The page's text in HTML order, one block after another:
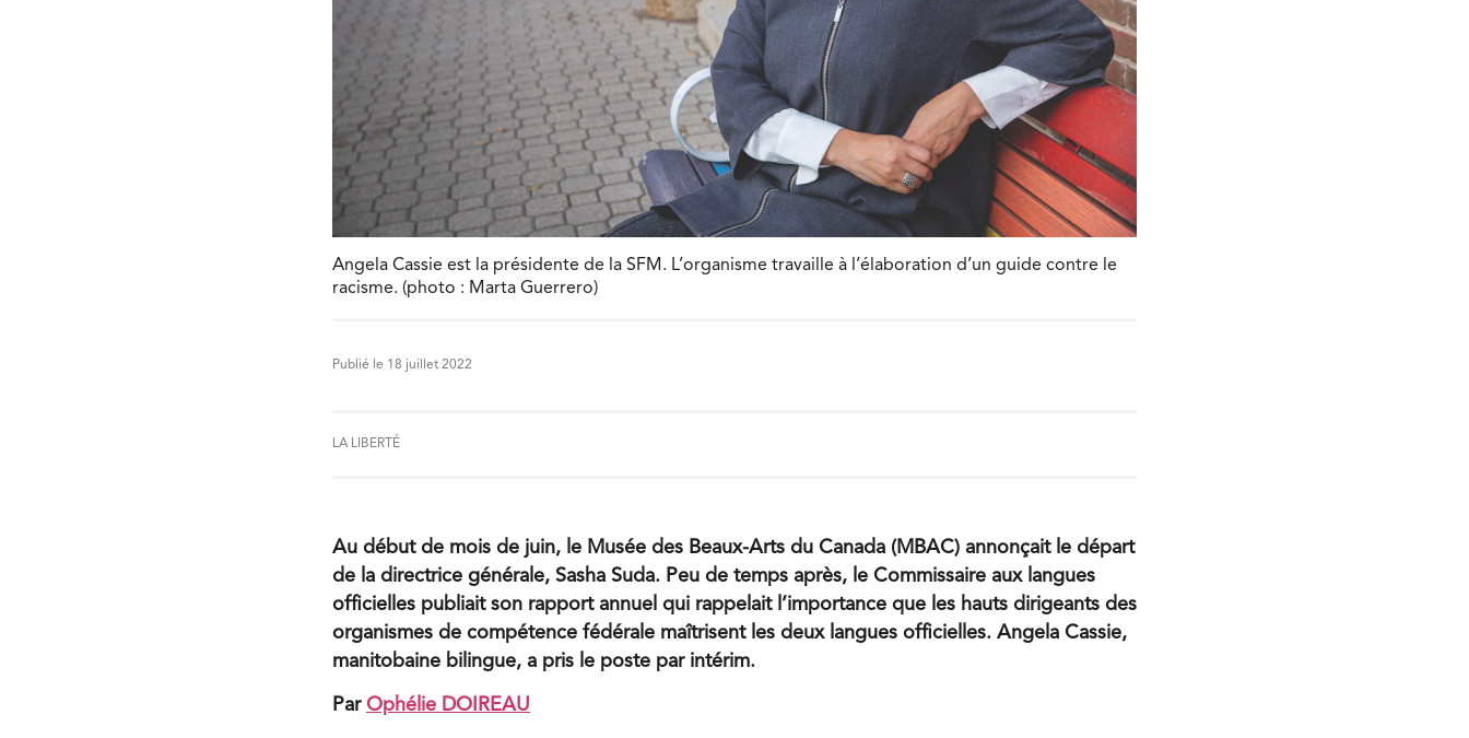
Angela Cassie est la présidente de la SFM. L’organisme travaille à l’élaboration d’un guide contre le
racisme. (photo : Marta Guerrero)
Publié le 18 juillet 2022
LA LIBERTÉ
Au début de mois de juin, le Musée des Beaux-Arts du Canada (MBAC) annonçait le départ
de la directrice générale, Sasha Suda. Peu de temps après, le Commissaire aux langues
officielles publiait son rapport annuel qui rappelait l’importance que les hauts dirigeants des
organismes de compétence fédérale maîtrisent les deux langues officielles. Angela Cassie,
manitobaine bilingue, a pris le poste par intérim.
Par Ophélie DOIREAU